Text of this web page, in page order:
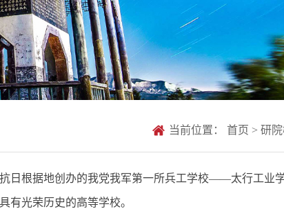
当前位置： 首页 > 研
日根据地创办的我党我军第一所兵工学校——太行工业
有光荣历史的高等学校。